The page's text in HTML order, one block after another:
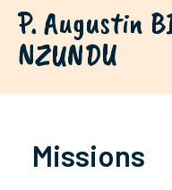
P. Augustin
NZUNDU
Missions